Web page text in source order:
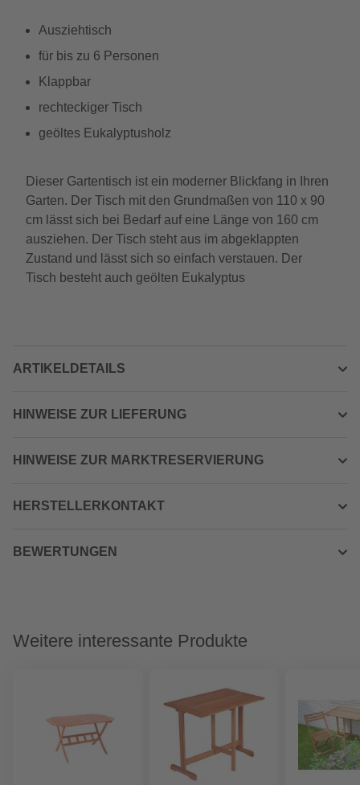
Ausziehtisch
für bis zu 6 Personen
Klappbar
rechteckiger Tisch
geöltes Eukalyptusholz
Dieser Gartentisch ist ein moderner Blickfang in Ihren
Garten. Der Tisch mit den Grundmaßen von 110 x 90
cm lässt sich bei Bedarf auf eine Länge von 160 cm
ausziehen. Der Tisch steht aus im abgeklappten
Zustand und lässt sich so einfach verstauen. Der
Tisch besteht auch geölten Eukalyptus
ARTIKELDETAILS
HINWEISE ZUR LIEFERUNG
HINWEISE ZUR MARKTRESERVIERUNG
HERSTELLERKONTAKT
BEWERTUNGEN
Weitere interessante Produkte